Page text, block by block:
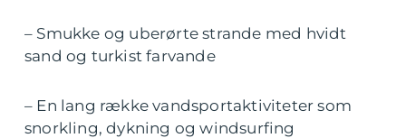
– Smukke og uberørte strande med hvidt
sand og turkist farvande
– En lang række vandsportaktiviteter som
snorkling, dykning og windsurfing